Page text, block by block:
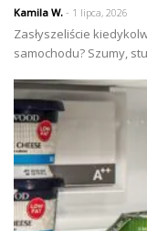
Kamila W. - 1 lipca, 2026
Zasłyszeliście
samochodu? Szumy,